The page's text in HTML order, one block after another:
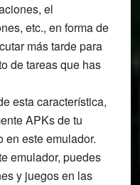
el
etc., en forma de
más tarde para
de tareas que has
esta característica,
APKs de tu
en este emulador.
emulador, puedes
y juegos en las